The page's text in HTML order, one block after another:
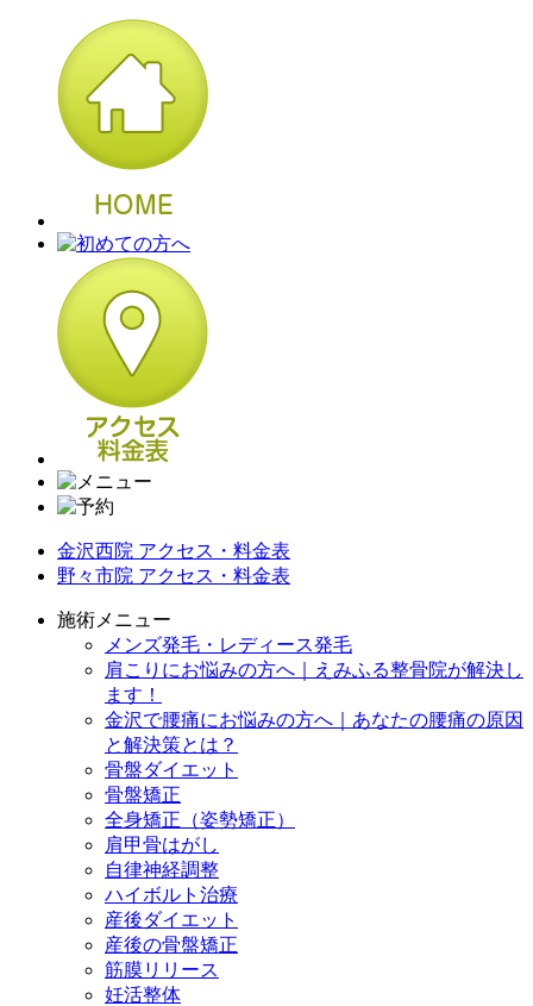
金沢西院 アクセス・料金表
野々市院 アクセス・料金表
施術メニュー
メンズ発毛・レディース発毛
肩こりにお悩みの方へ｜えみふる整骨院が解決し
ます！
金沢で腰痛にお悩みの方へ｜あなたの腰痛の原因
と解決策とは？
骨盤ダイエット
骨盤矯正
全身矯正（姿勢矯正）
肩甲骨はがし
自律神経調整
ハイボルト治療
産後ダイエット
産後の骨盤矯正
筋膜リリース
妊活整体